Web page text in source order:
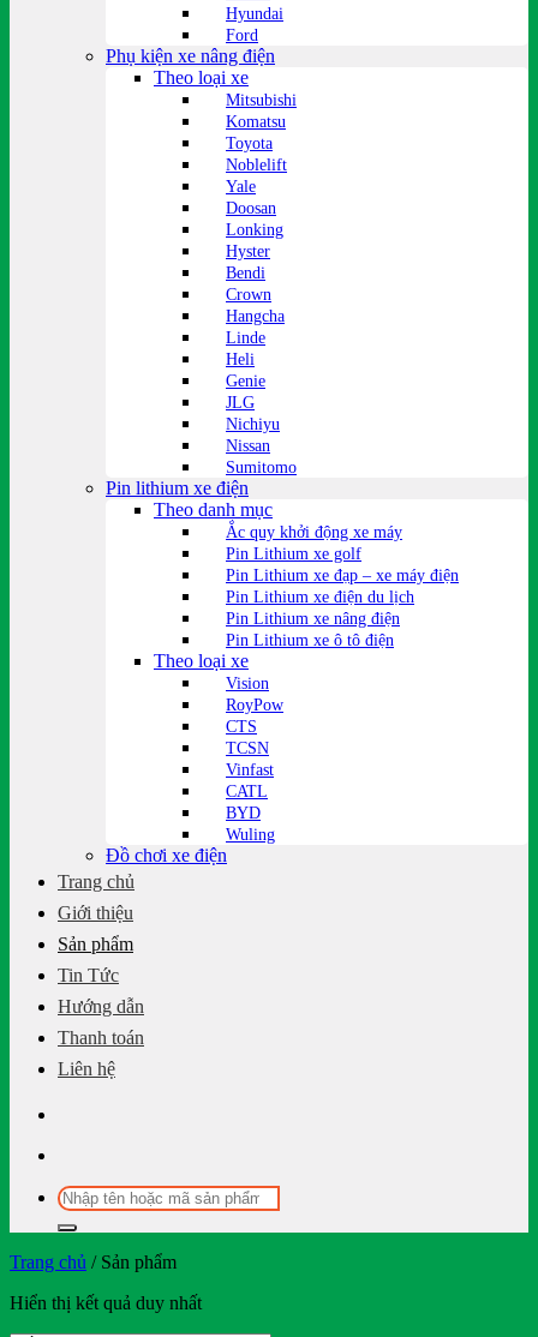
Hyundai
Ford
Phụ kiện xe nâng điện
Theo loại xe
Mitsubishi
Komatsu
Toyota
Noblelift
Yale
Doosan
Lonking
Hyster
Bendi
Crown
Hangcha
Linde
Heli
Genie
JLG
Nichiyu
Nissan
Sumitomo
Pin lithium xe điện
Theo danh mục
Ắc quy khởi động xe máy
Pin Lithium xe golf
Pin Lithium xe đạp – xe máy điện
Pin Lithium xe điện du lịch
Pin Lithium xe nâng điện
Pin Lithium xe ô tô điện
Theo loại xe
Vision
RoyPow
CTS
TCSN
Vinfast
CATL
BYD
Wuling
Đồ chơi xe điện
Trang chủ
Giới thiệu
Sản phẩm
Tin Tức
Hướng dẫn
Thanh toán
Liên hệ
Tìm
kiếm:
Trang chủ /Sản phẩm
Hiển thị kết quả duy nhất